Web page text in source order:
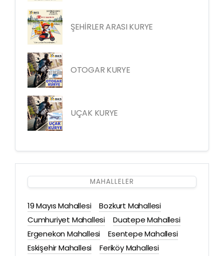
ŞEHİRLER ARASI KURYE
OTOGAR KURYE
UÇAK KURYE
MAHALLELER
19 Mayıs Mahallesi
Bozkurt Mahallesi
Cumhuriyet Mahallesi
Duatepe Mahallesi
Ergenekon Mahallesi
Esentepe Mahallesi
Eskişehir Mahallesi
Feriköy Mahallesi